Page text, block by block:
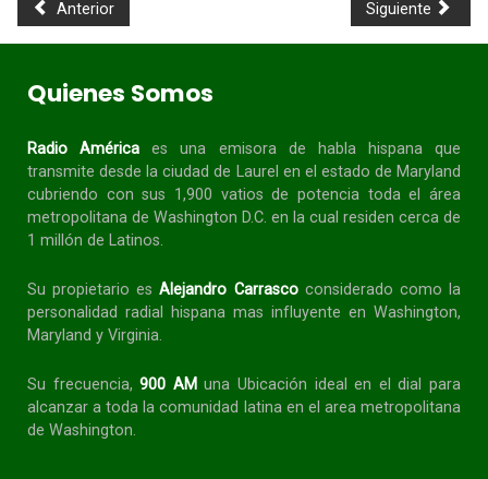
Anterior Siguiente
Quienes Somos
Radio América es una emisora de habla hispanaque
transmite desde la ciudad de Laurel en el estado de Maryland
cubriendo con sus 1,900 vatios de potencia toda el área
metropolitana de Washington D.C. en la cual residen cerca de
1 millón de Latinos.
Su propietario esAlejandro Carrascoconsiderado como la
personalidad radial
hispana mas influyente en Washington,
Maryland y Virginia.
Su frecuencia, 900 AM una Ubicación ideal en el dial para
alcanzar a toda lacomunidad latina en el area metropolitana
de Washington.